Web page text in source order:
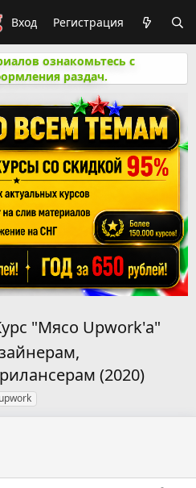
Вход Регистрация
ознакомьтесь с
раздач.
"Мясо Upwork'a"
(2020)
upwork